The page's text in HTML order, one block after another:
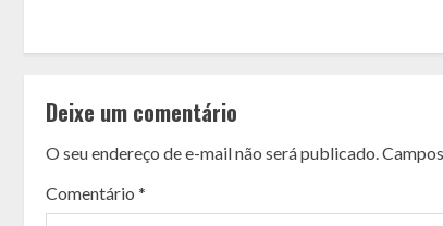
C
n
t
Deixe um comentário
O seu endereço de e-mail não será publicado.
Comentário *